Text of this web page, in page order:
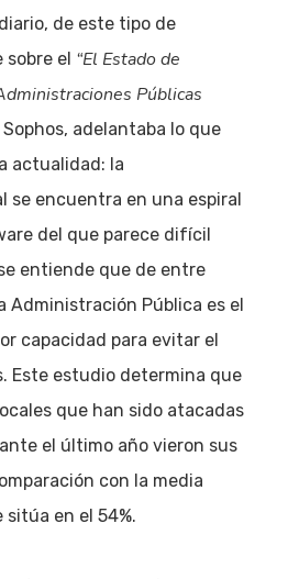
de este tipo de
sobre el “El Estado de
Públicas
adelantaba lo que
actualidad: la
se encuentra en una espiral
del que parece difícil
entiende que de entre
Administración Pública es el
capacidad para evitar el
Este estudio determina que
que han sido atacadas
el último año vieron sus
con la media
en el 54%.